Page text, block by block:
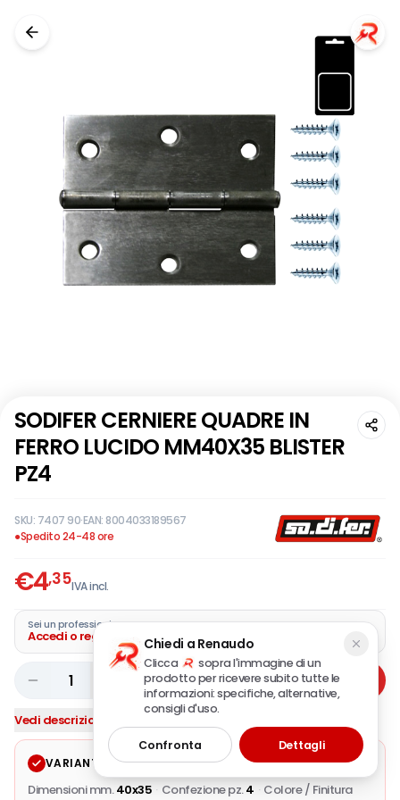
SODIFER CERNIERE QUADRE IN
FERRO LUCIDO MM40X35 BLISTER
PZ4
SKU: 7407 90·EAN: 8004033189567
●Spedito 24-48 ore
€4,35IVA incl.
Sei un professionista?
Accedi o registra la tua azienda
1 Aggiungi
Vedi descrizione completa
VARIANTE SELEZIONATA Modifica
Dimensioni mm. 40x35 · Confezione pz.4 · Colore / Finitura
Chiedi a Renaudo
Clicca
sopra l'immagine di un
prodotto per ricevere subito tutte le
informazioni: specifiche, alternative,
consigli d'uso.
Confronta Dettagli